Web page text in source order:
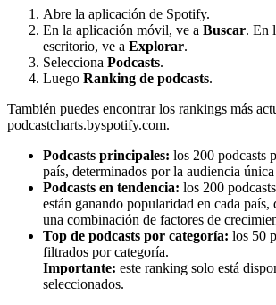
Abre la aplicación de Spotify.
En la aplicación móvil, ve a Buscar. En
escritorio, ve a Explorar.
Selecciona Podcasts.
Luego Ranking de podcasts.
También puedes encontrar los rankings más
podcastcharts.byspotify.com.
Podcasts principales: los 200 podcasts
país, determinados por la audiencia única
Podcasts en tendencia: los 200
están ganando popularidad en cada país,
una combinación de factores de
Top de podcasts por categoría: los 50
filtrados por categoría.
Importante: este ranking solo está
seleccionados.